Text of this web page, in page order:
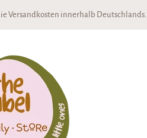
Versandkosten innerhalb Deutschlands.